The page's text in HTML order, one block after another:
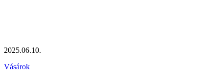
2025.06.10.
Vásárok